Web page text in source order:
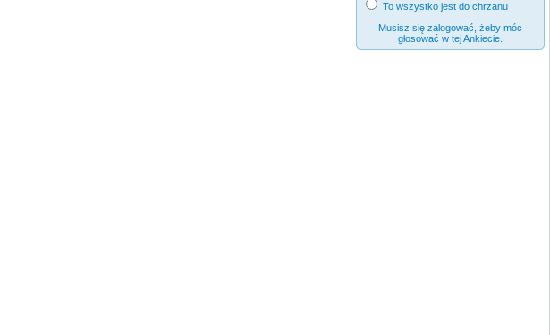
To wszystko jest do chrzanu
Musisz się zalogować, żeby móc
głosować w tej Ankiecie.